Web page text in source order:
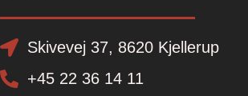
Skivevej 37, 8620 Kjellerup
+45 22 36 14 11